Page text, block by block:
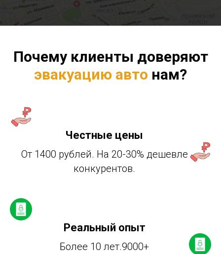
Почему клиенты доверяют
эвакуацию авто нам?
Честные цены
От 1400 рублей. На 20-30% дешевле
конкурентов.
Реальный опыт
Более 10 лет.9000+